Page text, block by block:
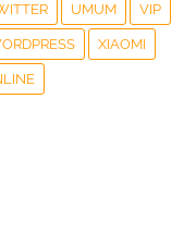
UMUM VIP
XIAOMI